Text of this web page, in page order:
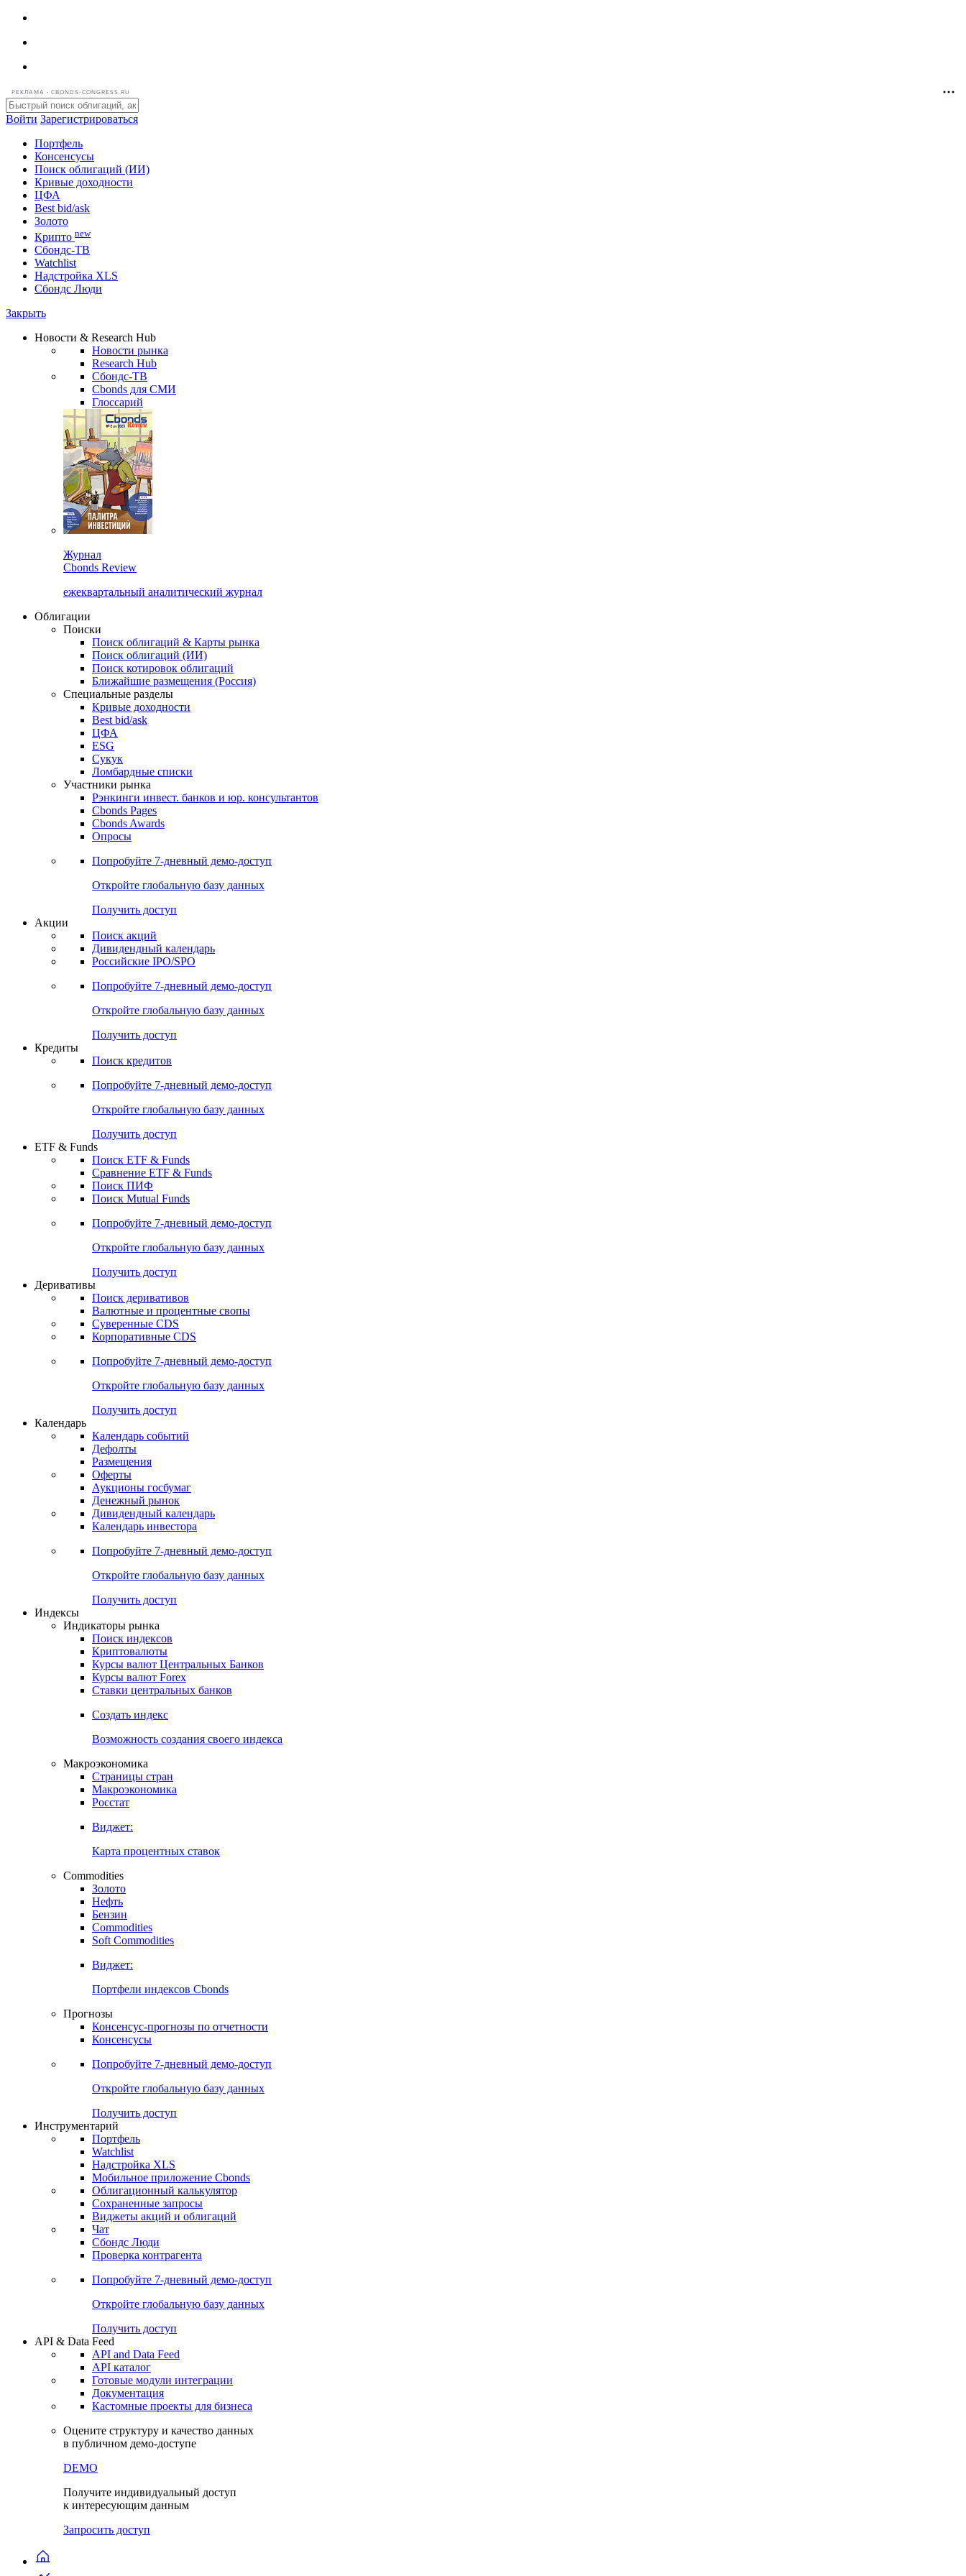
РЕКЛАМА • CBONDS-CONGRESS.RU
Войти Зарегистрироваться
Портфель
Консенсусы
Поиск облигаций (ИИ)
Кривые доходности
ЦФА
Best bid/ask
Золото
Криптоnew
Сбондс-ТВ
Надстройка XLS
Сбондс Люди
Новости & Research Hub
Новости рынка
Research Hub
Сбондс-ТВ
Cbonds для СМИ
Глоссарий
Журнал
Cbonds Review
ежеквартальный аналитический журнал
Облигации
Поиски
Поиск облигаций & Карты рынка
Поиск облигаций (ИИ)
Поиск котировок облигаций
Ближайшие размещения (Россия)
Специальные разделы
Кривые доходности
Best bid/ask
ЦФА
ESG
Сукук
Ломбардные списки
Участники рынка
Рэнкинги инвест. банков и юр. консультантов
Cbonds Pages
Cbonds Awards
Опросы
Попробуйте7-дневный
Откройте глобальную базу данных
Получить доступ
Акции
Поиск акций
Дивидендный календарь
Российские IPO/SPO
Попробуйте7-дневный
Откройте глобальную базу данных
Получить доступ
Кредиты
Поиск кредитов
Попробуйте7-дневный
Откройте глобальную базу данных
Получить доступ
ETF & Funds
Поиск ETF & Funds
Сравнение ETF & Funds
Поиск ПИФ
Поиск Mutual Funds
Попробуйте7-дневный
Откройте глобальную базу данных
Получить доступ
Деривативы
Поиск деривативов
Валютные и процентные свопы
Суверенные CDS
Корпоративные CDS
Попробуйте7-дневный
Откройте глобальную базу данных
Получить доступ
Календарь
Календарь событий
Дефолты
Размещения
Оферты
Аукционы госбумаг
Денежный рынок
Дивидендный календарь
Календарь инвестора
Попробуйте7-дневный
Получить доступ
Индикаторы рынка
Поиск индексов
Криптовалюты
Курсы валют Центральных Банков
Курсы валют Forex
Ставки центральных банков
Создать индекс
Возможность создания своего индекса
Макроэкономика
Страницы стран
Макроэкономика
Росстат
Виджет:
Карта процентных ставок
Commodities
Золото
Нефть
Бензин
Commodities
Soft Commodities
Виджет:
Портфели индексов Cbonds
Прогнозы
Консенсус-прогнозы по отчетности
Консенсусы
Попробуйте7-дневный
Откройте глобальную базу данных
Получить доступ
Инструментарий
Портфель
Watchlist
Надстройка XLS
Мобильное приложение Cbonds
Облигационный калькулятор
Сохраненные запросы
Виджеты акций и облигаций
Чат
Сбондс Люди
Проверка контрагента
Попробуйте7-дневный
Откройте глобальную базу данных
Получить доступ
API & Data Feed
API and Data Feed
API каталог
Документация
Кастомные проекты для бизнеса
Оцените структуру и качество данных
в публичном демо-доступе
DEMO
Получите индивидуальный доступ